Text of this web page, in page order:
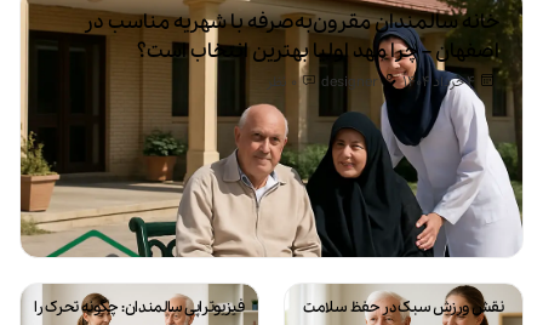
خانه سالمندان مقرون‌به‌صرفه با شهریه مناسب در
اصفهان – چرا مهد اولیا بهترین انتخاب است؟
4 خرداد 1404 designer
0 نظر
نقش ورزش سبک در حفظ سلامت
فیزیوتراپی سالمندان: چگونه تحرک را